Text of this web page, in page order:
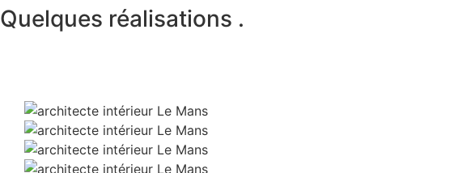
Quelques réalisations .